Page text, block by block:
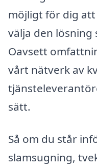
möjligt för dig
välja den lösning
Oavsett
vårt nätverk av
sätt.
Så om du står
slamsugning,